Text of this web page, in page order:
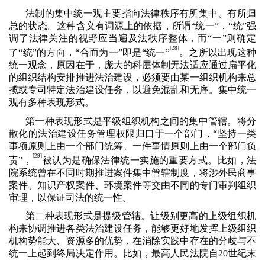
法制的集中统一观主要指向法律秩序有所集中、有所归
总的状态。这种含义有词源上的依据，所谓“统一”，“统”强
调了法律关注的视野应当遍及法秩序整体，而“一”则确定
了“统”的方向，“合而为一”即是“统一”[28]。之所以出现这种
统一观念，原因在于，庞大的科层体制无法适应通过扁平化
的组织结构安排推进法治建设，必须要由某一组织机构来总
揽或专司特定法治建设任务，以避免混乱和无序。集中统一
观有多种表现形式。
第一种表现形式是平级组织机构之间的集中管辖。将分
散化的法治建设任务管理权限归口于一个部门，“坚持一类
事项原则上由一个部门统筹、一件事情原则上由一个部门负
责”，[29] 被认为是确保法律统一实施的重要方式。比如，法
院系统曾在不同时期推进案件集中管辖制度，将涉外民商事
案件、知识产权案件、环境案件等交由不同的专门审判组织
审理，以保证司法的统一性。
第二种表现形式是提级管辖。让级别更高的上级组织机
构来协调推进各类法治建设任务，能够更好地发挥上级组织
机构势能大、资源多的优势，在消除实践中存在的分歧与不
统一上起到终局决定作用。比如，最高人民法院自20世纪末